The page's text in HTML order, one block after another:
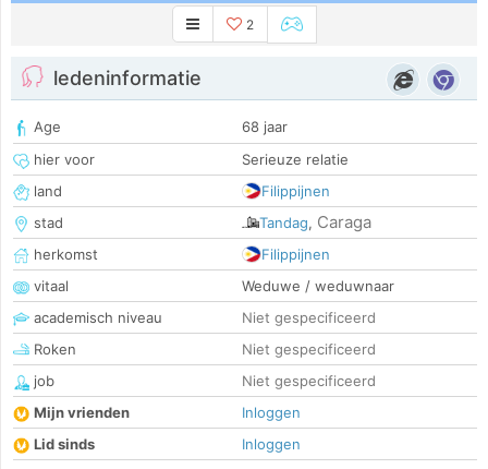
2
ledeninformatie
Age
68 jaar
hier voor
Serieuze relatie
land
Filippijnen
stad
Tandag, Caraga
herkomst
Filippijnen
vitaal
Weduwe / weduwnaar
academisch niveau
Niet gespecificeerd
Roken
Niet gespecificeerd
job
Niet gespecificeerd
Mijn vrienden
Inloggen
Lid sinds
Inloggen